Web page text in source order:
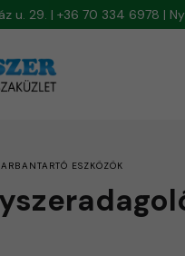
u. 29. | +36 70 334 6978 |
ESZKÖZÖK